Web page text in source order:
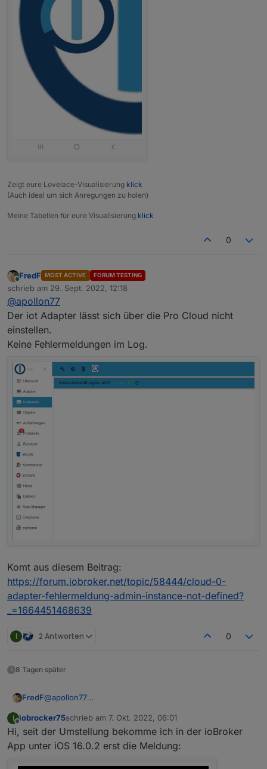
Zeigt eure Lovelace-Visualisierung klick
(Auch ideal um sich Anregungen zu holen)
Meine Tabellen für eure Visualisierung klick
0
Online
FredF MOST ACTIVE FORUM TESTING
schrieb am 29. Sept. 2022, 12:18
zuletzt editiert von
@apollon77
Der iot Adapter lässt sich über die Pro Cloud nicht
einstellen.
Keine Fehlermeldungen im Log.
Komt aus diesem Beitrag:
https://forum.iobroker.net/topic/58444/cloud-0-
adapter-fehlermeldung-admin-instance-not-defined?
_=1664451468639
I 2 Antworten 0
8 Tagen später
FredF@apollon77
einstellen.
Keine Fehlermeldungen im Log.
Komt aus diesem Beitrag:
https://forum.iobroker.net/topic/58444/cloud-0-adapter-
fehlermeldung-admin-instance-not-defined?
I
Offline
iobrocker75schrieb am 7. Okt. 2022, 06:01
zuletzt editiert von
Hi, seit der Umstellung bekomme ich in der ioBroker
App unter iOS 16.0.2 erst die Meldung: